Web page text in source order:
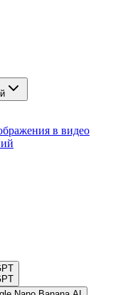
в видео